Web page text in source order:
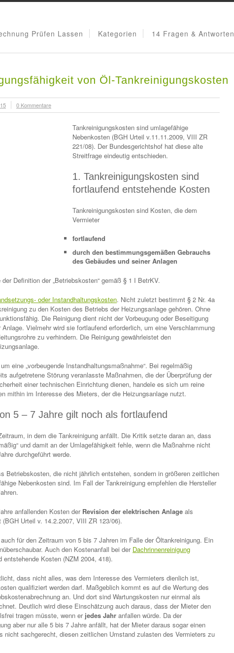
Prüfen Lassen Kategorien 14 Fragen & Antworten
von Öl-Tankreinigungskosten
0 Kommentare
Tankreinigungskosten sind umlagefähige
Nebenkosten (BGH Urteil v.11.11.2009, VIII ZR
221/08). Der Bundesgerichtshof hat diese alte
Streitfrage eindeutig entschieden.
1. Tankreinigungskosten sind
fortlaufend entstehende Kosten
Tankreinigungskosten sind Kosten, die dem
Vermieter
fortlaufend
durch den bestimmungsgemäßen Gebrauchs
des Gebäudes und seiner Anlagen
Definition der „Betriebskosten“ gemäß § 1 I BetrKV.
oder Instandhaltungskosten. Nicht zuletzt bestimmt § 2 Nr. 4a
zu den Kosten des Betriebs der Heizungsanlage gehören. Ohne
Die Reinigung dient nicht der Vorbeugung oder Beseitigung
Vielmehr wird sie fortlaufend erforderlich, um eine Verschlammung
zu verhindern. Die Reinigung gewährleistet den
eine „vorbeugende Instandhaltungsmaßnahme“. Bei regelmäßig
aufgetretene Störung veranlasste Maßnahmen, die der Überprüfung der
einer technischen Einrichtung dienen, handele es sich um reine
mithin im Interesse des Mieters, der die Heizungsanlage nutzt.
5 – 7 Jahre gilt noch als fortlaufend
in dem die Tankreinigung anfällt. Die Kritik setzte daran an, dass
und damit an der Umlagefähigkeit fehle, wenn die Maßnahme nicht
durchgeführt werde.
Betriebskosten, die nicht jährlich entstehen, sondern in größeren zeitlichen
Nebenkosten sind. Im Fall der Tankreinigung empfehlen die Hersteller
anfallenden Kosten der Revision der elektrischen Anlage als
Urteil v. 14.2.2007, VIII ZR 123/06).
für den Zeitraum von 5 bis 7 Jahren im Falle der Öltankreinigung. Ein
Auch den Kostenanfall bei der Dachrinnenreinigung
Kosten (NZM 2004, 418).
dass nicht alles, was dem Interesse des Vermieters dienlich ist,
qualifiziert werden darf. Maßgeblich kommt es auf die Wertung des
an. Und dort sind Wartungskosten nur einmal als
Deutlich wird diese Einschätzung auch daraus, dass der Mieter den
tragen müsste, wenn er jedes Jahr anfallen würde. Da der
aber nur alle 5 bis 7 Jahre anfällt, hat der Mieter daraus sogar einen
nicht sachgerecht, diesen zeitlichen Umstand zulasten des Vermieters zu